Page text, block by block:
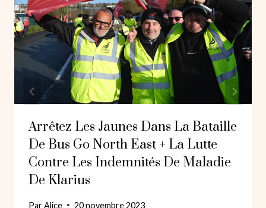
Arrêtez Les Jaunes Dans La Bataille
De Bus Go North East + La Lutte
Contre Les Indemnités De Maladie
De Klarius
ParAlice 20 novembre 2023